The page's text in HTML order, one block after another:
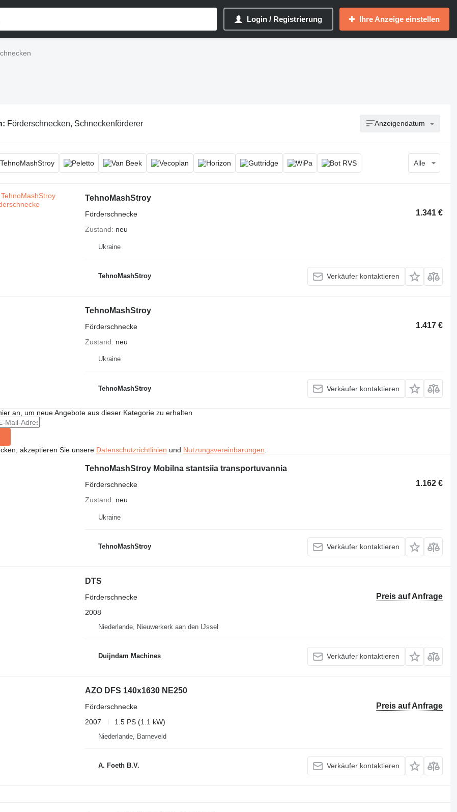
Login / Registrierung Ihre Anzeige einstellen
Förderschnecken, Schneckenförderer Anzeigendatum
Alle
TehnoMashStroy
1.341 €
Förderschnecke
Zustand
neu
Ukraine
TehnoMashStroy Verkäufer kontaktieren
TehnoMashStroy
1.417 €
Förderschnecke
Zustand
neu
Ukraine
TehnoMashStroy Verkäufer kontaktieren
an, um neue Angebote aus dieser Kategorie zu erhalten
akzeptieren Sie unsere Datenschutzrichtlinien und Nutzungsvereinbarungen
TehnoMashStroy Mobilna stantsiia transportuvannia
1.162 €
Förderschnecke
Zustand
neu
Ukraine
TehnoMashStroy Verkäufer kontaktieren
DTS
Preis auf Anfrage
Förderschnecke
2008
Niederlande, Nieuwerkerk aan den IJssel
Duijndam Machines Verkäufer kontaktieren
AZO DFS 140x1630 NE250
Preis auf Anfrage
Förderschnecke
2007
1.5 PS (1.1 kW)
Niederlande, Barneveld
A. Foeth B.V. Verkäufer kontaktieren